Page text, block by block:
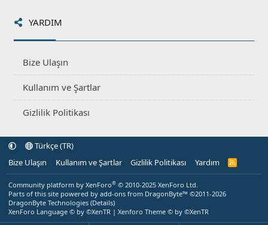
YARDIM
Bize Ulaşın
Kullanım ve Şartlar
Gizlilik Politikası
Türkçe (TR)
Bize Ulaşın
Kullanım ve Şartlar Gizlilik Politikası Yardım
R
Community platform by XenForo® © 2010-2025 XenForo Ltd.
Parts of this site powered by add-ons from DragonByte™ ©2011-2026
DragonByte Technologies (Details)
XenForo Language © by ©XenTR | Xenforo Theme © by ©XenTR